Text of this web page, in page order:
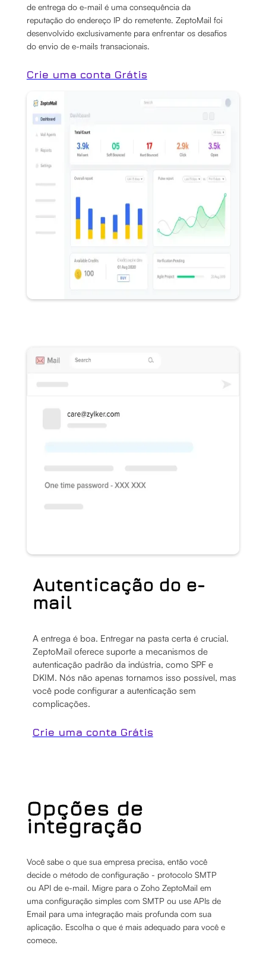
de entrega do e-mail é uma consequência da
reputação do endereço IP do remetente. ZeptoMail foi
desenvolvido exclusivamente para enfrentar os desafios
do envio de e-mails transacionais.
Crie uma conta Grátis
Autenticação do e-
mail
A entrega é boa. Entregar na pasta certa é crucial.
ZeptoMail oferece suporte a mecanismos de
autenticação padrão da indústria, como SPF e
DKIM. Nós não apenas tornamos isso possível, mas
você pode configurar a autenticação sem
complicações.
Crie uma conta Grátis
Opções de
integração
Você sabe o que sua empresa precisa, então você
decide o método de configuração - protocolo SMTP
ou API de e-mail. Migre para o Zoho ZeptoMail em
uma configuração simples com SMTP ou use APIs de
Email para uma integração mais profunda com sua
aplicação. Escolha o que é mais adequado para você e
comece.